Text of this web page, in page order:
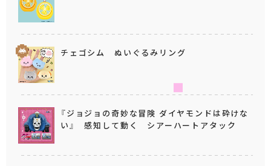
チェゴシム ぬいぐるみリング
『ジョジョの奇妙な冒険 ダイヤモンドは砕けな
い』 感知して動く シアーハートアタック